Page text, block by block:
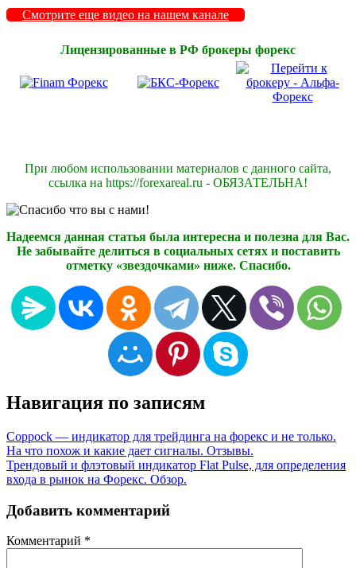
Смотрите еще видео на нашем канале
Лицензированные в РФ брокеры форекс
При любом использовании материалов с данного сайта,
ссылка на https://forexareal.ru - ОБЯЗАТЕЛЬНА!
Надеемся данная статья была интересна и полезна для Вас.
Не забывайте делиться в социальных сетях и поставить
отметку «звездочками» ниже. Спасибо.
Навигация по записям
Coppock — индикатор для трейдинга на форекс и не только.
На что похож и какие дает сигналы. Отзывы.
Трендовый и флэтовый индикатор Flat Pulse, для определения
входа в рынок на Форекс. Обзор.
Добавить комментарий
Комментарий *